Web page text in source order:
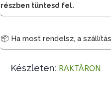
részben tüntesd fel.
📦 Ha most rendelsz, a
Készleten: RAKTÁRON